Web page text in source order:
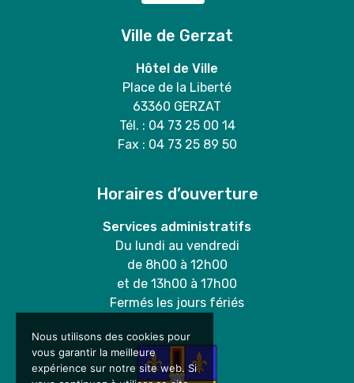
Ville de Gerzat
Hôtel de Ville
Place de la Liberté
63360 GERZAT
Tél. : 04 73 25 00 14
Fax : 04 73 25 89 50
Horaires d’ouverture
Services administratifs
Du lundi au vendredi
de 8h00 à 12h00
et de 13h00 à 17h00
Fermés les jours fériés
Nous utilisons des cookies pour
vous garantir la meilleure
expérience sur notre site web. Si